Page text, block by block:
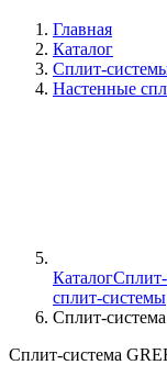
Главная
Каталог
Сплит-
Настенные
Каталог
сплит-системы
Сплит-
Сплит-система